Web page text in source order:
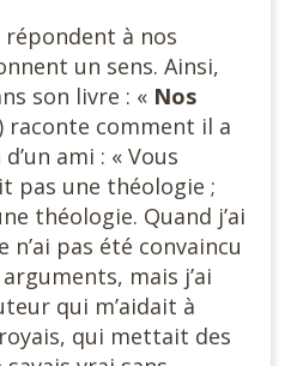
répondent à nos
un sens. Ainsi,
son livre : « Nos
raconte comment il a
ami : « Vous
pas une théologie ;
théologie. Quand j’ai
pas été convaincu
mais j’ai
qui m’aidait à
qui mettait des